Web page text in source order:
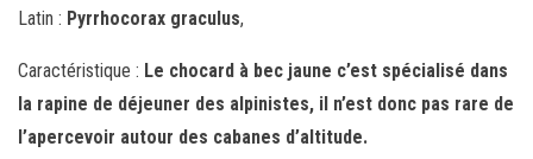
Latin : Pyrrhocorax graculus,
Caractéristique : Le chocard à bec jaune c’est spécialisé dans
la rapine de déjeuner des alpinistes, il n’est donc pas rare de
l’apercevoir autour des cabanes d’altitude.